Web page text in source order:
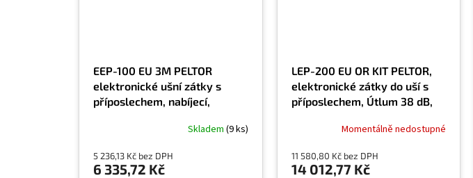
EEP-100 EU 3M PELTOR
elektronické ušní zátky s
příposlechem, nabíjecí,
Skladem (9 ks)
5 236,13 Kč bez DPH
6 335,72 Kč
LEP-200 EU OR KIT PELTOR,
elektronické zátky do uší s
příposlechem, Útlum 38 dB,
Momentálně nedostupné
11 580,80 Kč bez DPH
14 012,77 Kč